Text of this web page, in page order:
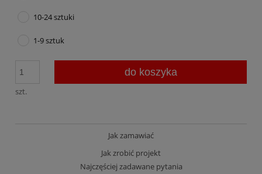
10-24 sztuki
1-9 sztuk
szt.
do koszyka
Jak zamawiać
Jak zrobić projekt
Najczęściej zadawane pytania